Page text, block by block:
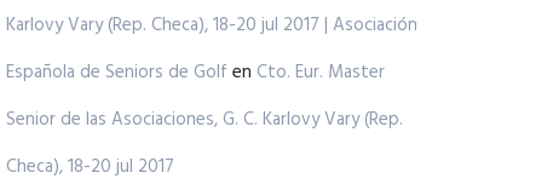
Karlovy Vary (Rep. Checa), 18-20 jul 2017 | Asociación
Española de Seniors de Golf en Cto. Eur. Master
Senior de las Asociaciones, G. C. Karlovy Vary (Rep.
Checa), 18-20 jul 2017